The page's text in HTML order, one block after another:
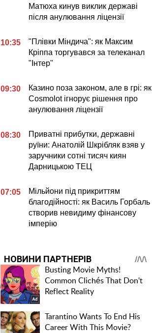
Матюха кинув виклик державі
після анулювання ліцензії
10:35
"Плівки Міндича": як Максим
Кріппа торгувався за телеканал
"Інтер"
09:30
Казино поза законом, але в грі: як
Cosmolot ігнорує рішення про
анулювання ліцензії
08:30
Приватні прибутки, державні
руїни: Анатолій Шкрібляк взяв у
заручники сотні тисяч киян
Дарницькою ТЕЦ
07:05
Мільйони під прикриттям
благодійності: як Василь Горбаль
створив невидиму фінансову
імперію